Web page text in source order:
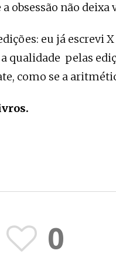
obsessão não deixa
eu já escrevi
qualidade pelas
como se a
0